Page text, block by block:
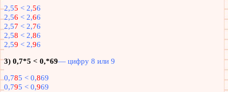
2,55 < 2,56
2,56 < 2,66
2,57 < 2,76
2,58 < 2,86
2,59 < 2,96
3) 0,7*5 < 0,*69— цифру 8 или 9
0,785 < 0,869
0,795 < 0,969